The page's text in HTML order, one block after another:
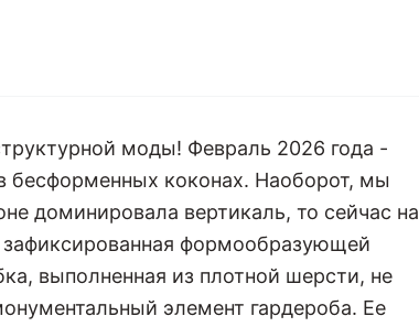
моды! Февраль 2026 года -
бесформенных коконах. Наоборот, мы
доминировала вертикаль, то сейчас на
зафиксированная формообразующей
выполненная из плотной шерсти, не
элемент гардероба. Ее